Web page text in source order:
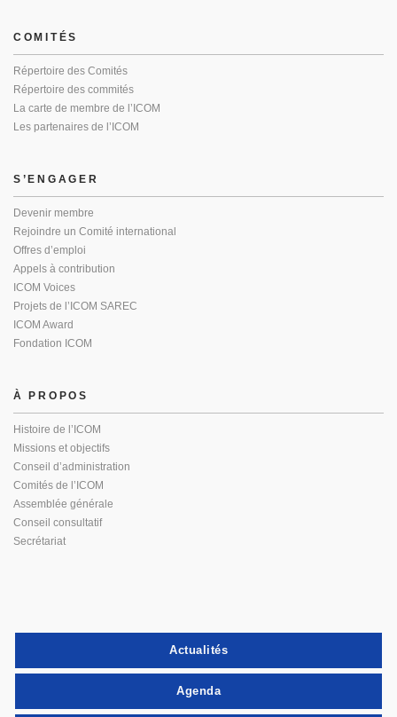
COMITÉS
Répertoire des Comités
Répertoire des commités
La carte de membre de l’ICOM
Les partenaires de l’ICOM
S’ENGAGER
Devenir membre
Rejoindre un Comité international
Offres d’emploi
Appels à contribution
ICOM Voices
Projets de l’ICOM SAREC
ICOM Award
Fondation ICOM
À PROPOS
Histoire de l’ICOM
Missions et objectifs
Conseil d’administration
Comités de l’ICOM
Assemblée générale
Conseil consultatif
Secrétariat
Actualités
Agenda